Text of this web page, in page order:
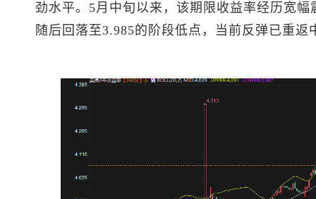
劲水平。5月中旬以来，该期限收益率经历宽
随后回落至3.985的阶段低点，当前反弹已重返